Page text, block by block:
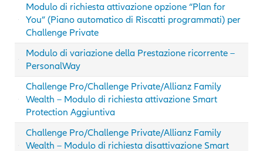
Modulo di richiesta attivazione opzione “Plan for
You” (Piano automatico di Riscatti programmati) per
Challenge Private
Modulo di variazione della Prestazione ricorrente –
PersonalWay
Challenge Pro/Challenge Private/Allianz Family
Wealth – Modulo di richiesta attivazione Smart
Protection Aggiuntiva
Challenge Pro/Challenge Private/Allianz Family
Wealth – Modulo di richiesta disattivazione Smart